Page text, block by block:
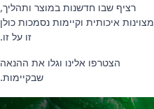
רציף שבו חדשנות במוצר ותהליך,
מצוינות איכותית וקיימות נסמכות כולן
זו על זו.
הצטרפו אלינו וגלו את ההנאה
שבקיימות.